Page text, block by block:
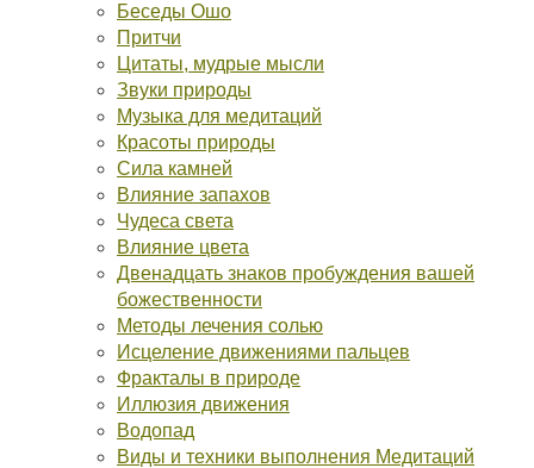
Беседы Ошо
Притчи
Цитаты, мудрые мысли
Звуки природы
Музыка для медитаций
Красоты природы
Сила камней
Влияние запахов
Чудеса света
Влияние цвета
Двенадцать знаков пробуждения вашей
божественности
Методы лечения солью
Исцеление движениями пальцев
Фракталы в природе
Иллюзия движения
Водопад
Виды и техники выполнения Медитаций